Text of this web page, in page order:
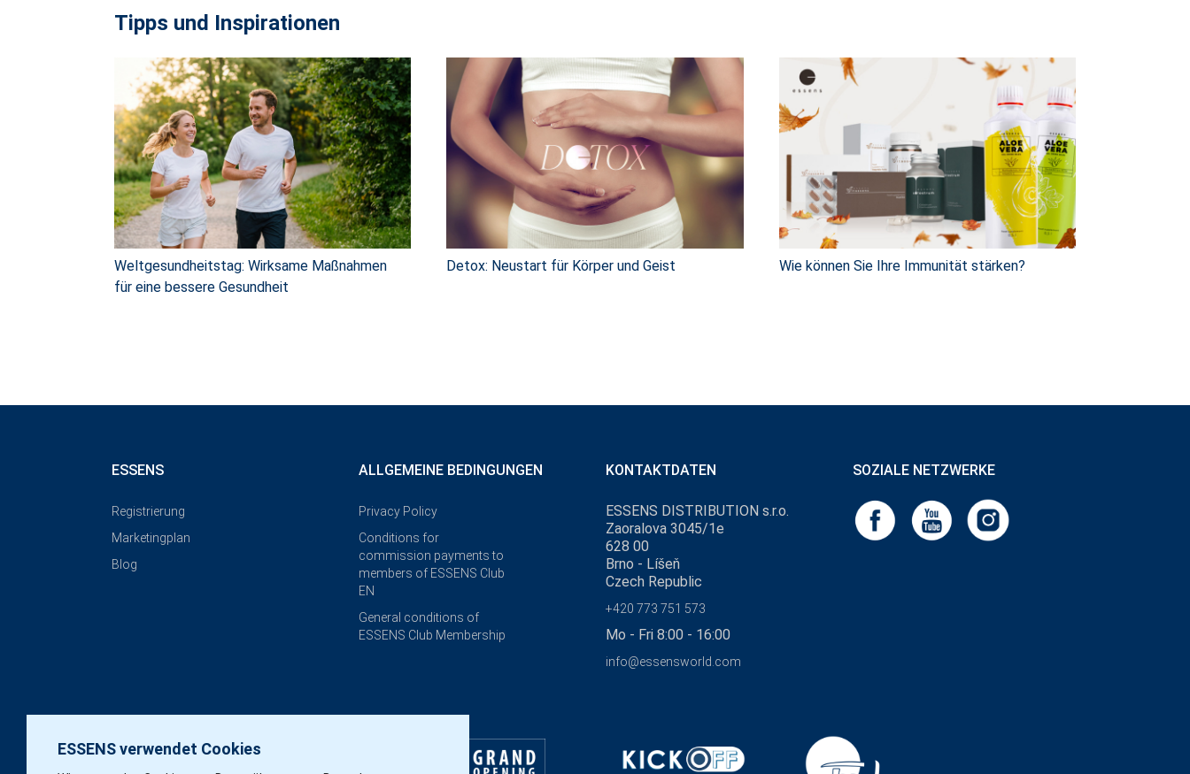
Tipps und Inspirationen
Weltgesundheitstag: Wirksame Maßnahmen
für eine bessere Gesundheit
Detox: Neustart für Körper und Geist Wie können Sie Ihre Immunität stärken?
ESSENS verwendet Cookies
ESSENS
Registrierung
Marketingplan
Blog
ALLGEMEINE BEDINGUNGEN
Privacy Policy
Conditions for
commission payments to
members of ESSENS Club
EN
General conditions of
ESSENS Club Membership
KONTAKTDATEN
ESSENS DISTRIBUTION s.r.o.
Zaoralova 3045/1e
628 00
Brno - Líšeň
Czech Republic
+420 773 751 573
Mo - Fri 8:00 - 16:00
info@essensworld.com
SOZIALE NETZWERKE